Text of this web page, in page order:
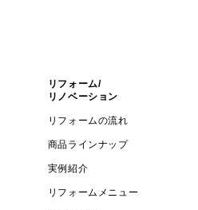
リフォーム/
リノベーション
リフォームの流れ
商品ラインナップ
実例紹介
リフォームメニュー